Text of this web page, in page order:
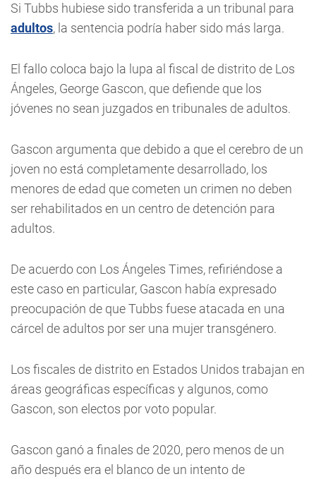
Si Tubbs hubiese sido transferida a un tribunal para
adultos, la sentencia podría haber sido más larga.
El fallo coloca bajo la lupa al fiscal de distrito de Los
Ángeles, George Gascon, que defiende que los
jóvenes no sean juzgados en tribunales de adultos.
Gascon argumenta que debido a que el cerebro de un
joven no está completamente desarrollado, los
menores de edad que cometen un crimen no deben
ser rehabilitados en un centro de detención para
adultos.
De acuerdo con Los Ángeles Times, refiriéndose a
este caso en particular, Gascon había expresado
preocupación de que Tubbs fuese atacada en una
cárcel de adultos por ser una mujer transgénero.
Los fiscales de distrito en Estados Unidos trabajan en
áreas geográficas específicas y algunos, como
Gascon, son electos por voto popular.
Gascon ganó a finales de 2020, pero menos de un
año después era el blanco de un intento de